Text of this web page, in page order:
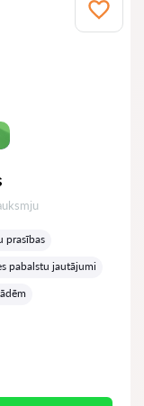
prasības
pabalstu jautājumi